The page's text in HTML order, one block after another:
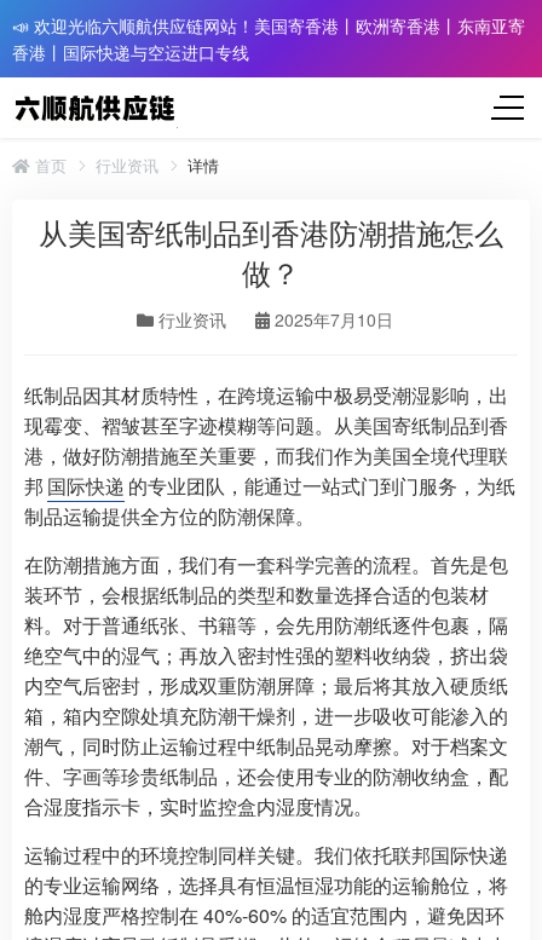
📣 欢迎光临六顺航供应链网站！美国寄香港丨欧洲寄香港丨东南亚寄
香港丨国际快递与空运进口专线
首页 行业资讯 详情
从美国寄纸制品到香港防潮措施怎么
做？
行业资讯 2025年7月10日
纸制品因其材质特性，在跨境运输中极易受潮湿影响，出
现霉变、褶皱甚至字迹模糊等问题。从美国寄纸制品到香
港，做好防潮措施至关重要，而我们作为美国全境代理联
邦 国际快递 的专业团队，能通过一站式门到门服务，为纸
制品运输提供全方位的防潮保障。​
在防潮措施方面，我们有一套科学完善的流程。首先是包
装环节，会根据纸制品的类型和数量选择合适的包装材
料。对于普通纸张、书籍等，会先用防潮纸逐件包裹，隔
绝空气中的湿气；再放入密封性强的塑料收纳袋，挤出袋
内空气后密封，形成双重防潮屏障；最后将其放入硬质纸
箱，箱内空隙处填充防潮干燥剂，进一步吸收可能渗入的
潮气，同时防止运输过程中纸制品晃动摩擦。对于档案文
件、字画等珍贵纸制品，还会使用专业的防潮收纳盒，配
合湿度指示卡，实时监控盒内湿度情况。​
运输过程中的环境控制同样关键。我们依托联邦国际快递
的专业运输网络，选择具有恒温恒湿功能的运输舱位，将
舱内湿度严格控制在 40%-60% 的适宜范围内，避免因环